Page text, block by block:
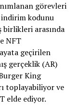
görevleri
indirim kodunu
birlikleri arasında
NFT
geçirilen
gerçeklik (AR)
King
toplayabiliyor ve
elde ediyor.